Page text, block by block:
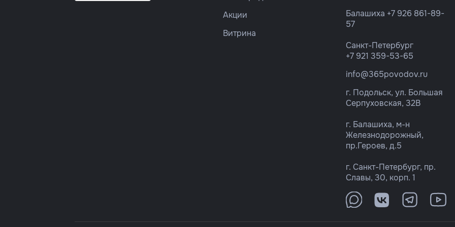
Акции
Витрина
Балашиха +7 926 861-89-
57
Санкт-Петербург
+7 921 359-53-65
info@365povodov.ru
г. Подольск, ул. Большая
Серпуховская, 32В
г. Балашиха, м-н
Железнодорожный,
пр.Героев, д.5
г. Санкт-Петербург, пр.
Славы, 30, корп. 1